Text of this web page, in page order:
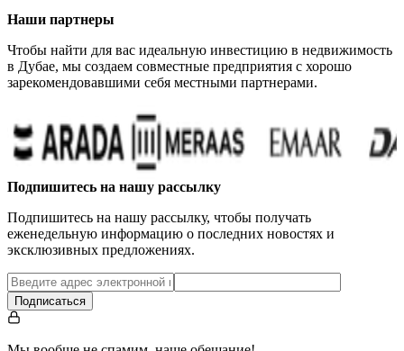
Наши партнеры
Чтобы найти для вас идеальную инвестицию в недвижимость
в Дубае, мы создаем совместные предприятия с хорошо
зарекомендовавшими себя местными партнерами.
Подпишитесь на нашу рассылку
Подпишитесь на нашу рассылку, чтобы получать
еженедельную информацию о последних новостях и
эксклюзивных предложениях.
Подписаться